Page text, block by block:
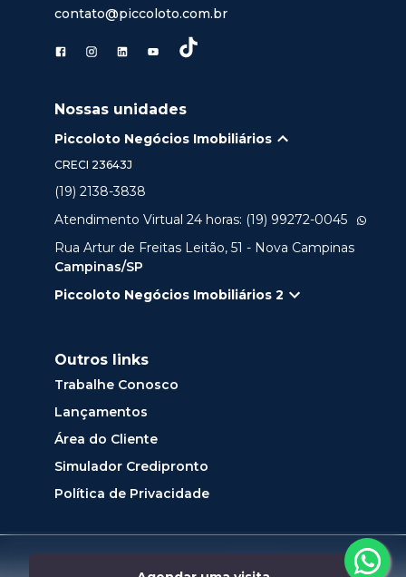
contato@piccoloto.com.br
Nossas unidades
Piccoloto Negócios Imobiliários
CRECI 23643J
(19) 2138-3838
Atendimento Virtual 24 horas: (19) 99272-0045
Rua Artur de Freitas Leitão, 51 - Nova Campinas
Campinas/SP
Piccoloto Negócios Imobiliários 2
Outros links
Trabalhe Conosco
Lançamentos
Área do Cliente
Simulador Credipronto
Política de Privacidade